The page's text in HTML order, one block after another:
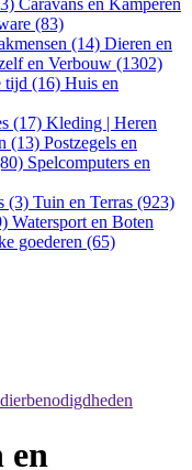
Caravans en Kamperen
(83)
(14) Dieren en
en Verbouw (1302)
tijd (16) Huis en
(17) Kleding | Heren
(13) Postzegels en
Spelcomputers en
(3) Tuin en Terras (923)
Watersport en Boten
goederen (65)
en